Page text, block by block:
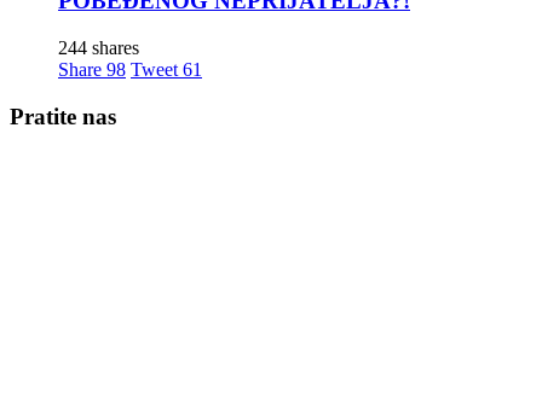
244 shares
Share 98 Tweet 61
Pratite nas